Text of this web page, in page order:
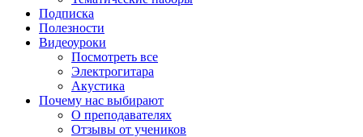
Подписка
Полезности
Видеоуроки
Посмотреть все
Электрогитара
Акустика
Почему нас выбирают
О преподавателях
Отзывы от учеников